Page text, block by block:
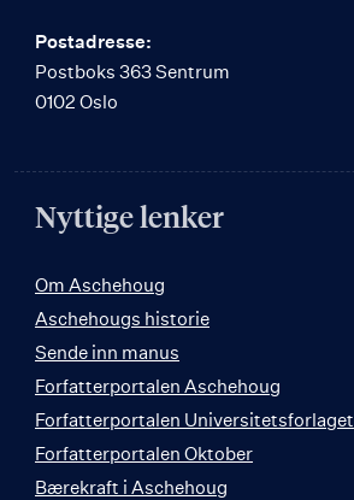
Postadresse:
Postboks 363 Sentrum
0102 Oslo
Nyttige lenker
Om Aschehoug
Aschehougs historie
Sende inn manus
Forfatterportalen Aschehoug
Forfatterportalen Universitetsforlaget
Forfatterportalen Oktober
Bærekraft i Aschehoug